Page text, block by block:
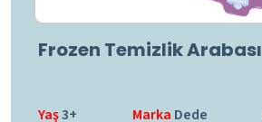
Frozen Temizlik Arabası
Yaş3+ Marka Dede